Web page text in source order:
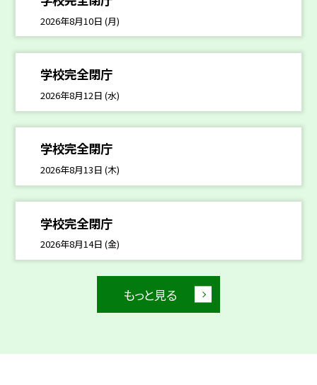
2026年8月10日 (月)
学校完全閉庁
2026年8月12日 (水)
学校完全閉庁
2026年8月13日 (木)
学校完全閉庁
2026年8月14日 (金)
もっと見る